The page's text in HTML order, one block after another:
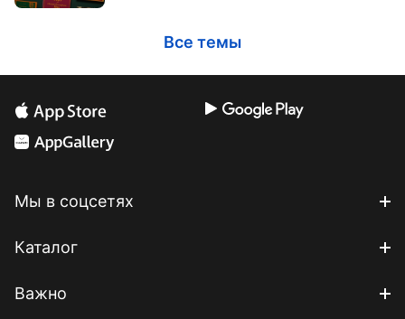
Все темы
Мы в соцсетях
Каталог
Важно